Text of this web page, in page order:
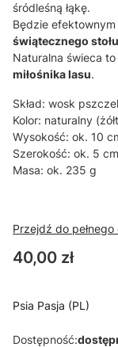
śródleśną łąkę.
Będzie efektownym
świątecznego stołu
Naturalna świeca
miłośnika lasu.
Skład: wosk
Kolor: naturalny
Wysokość: ok. 10
Szerokość: ok. 5 cm
Masa: ok. 235 g
Przejdź do pełnego
Cena
40,00 zł
Psia Pasja (PL)
Dostępność: